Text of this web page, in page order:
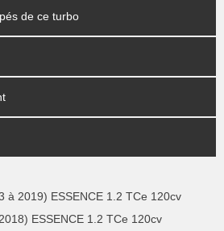
de ce turbo
à 2019) ESSENCE 1.2 TCe 120cv
ESSENCE 1.2 TCe 120cv